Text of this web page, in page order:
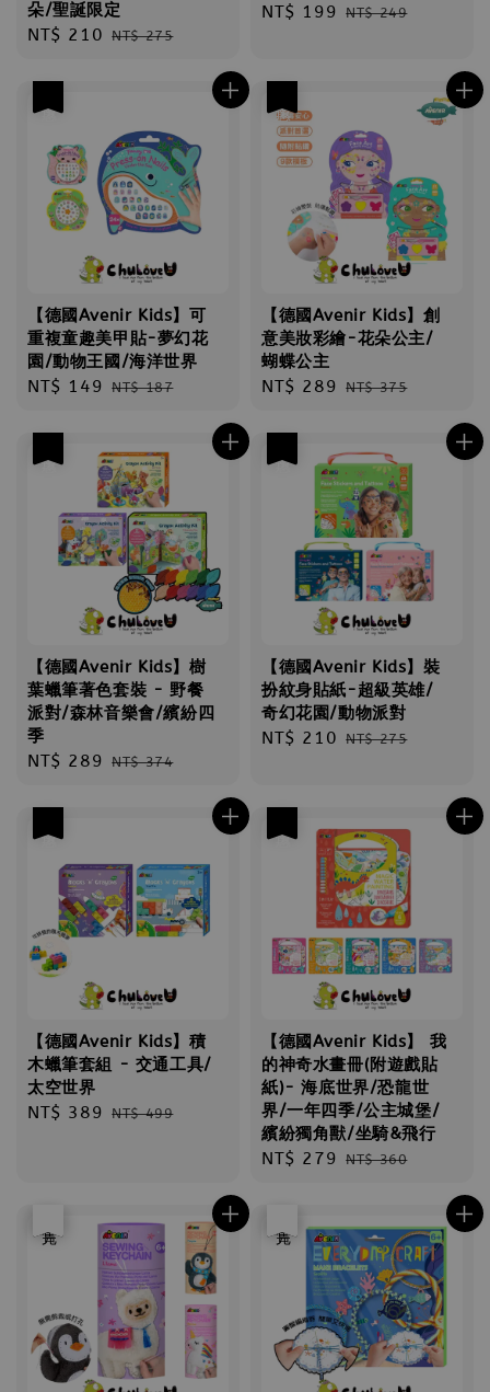
朵/聖誕限定
Sale
NT$ 210 Regular
NT$ 275
Sale
NT$ 199 Regular
NT$ 249
【德國Avenir Kids】可
重複童趣美甲貼-夢幻花
園/動物王國/海洋世界
Sale
NT$ 149 Regular
NT$ 187
【德國Avenir Kids】創
意美妝彩繪-花朵公主/
蝴蝶公主
Sale
NT$ 289 Regular
NT$ 375
【德國Avenir Kids】樹
葉蠟筆著色套裝 - 野餐
派對/森林音樂會/繽紛四
季
Sale
NT$ 289 Regular
NT$ 374
【德國Avenir Kids】裝
扮紋身貼紙-超級英雄/
奇幻花園/動物派對
Sale
NT$ 210 Regular
NT$ 275
【德國Avenir Kids】積
木蠟筆套組 - 交通工具/
太空世界
Sale
NT$ 389 Regular
NT$ 499
【德國Avenir Kids】 我
的神奇水畫冊(附遊戲貼
紙)- 海底世界/恐龍世
界/一年四季/公主城堡/
繽紛獨角獸/坐騎&飛行
Sale
NT$ 279 Regular
NT$ 360